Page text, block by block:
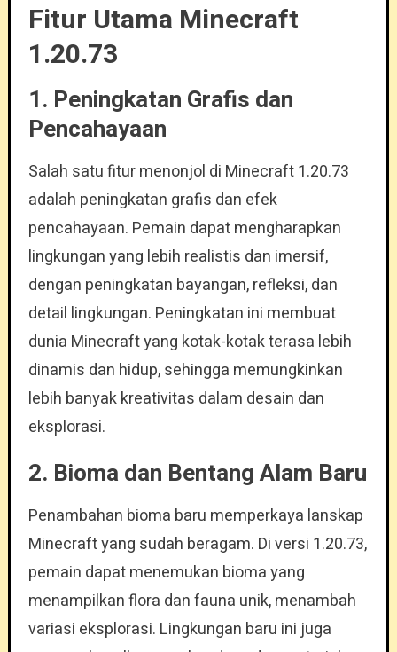
Fitur Utama Minecraft
1.20.73
1. Peningkatan Grafis dan
Pencahayaan
Salah satu fitur menonjol di Minecraft 1.20.73
adalah peningkatan grafis dan efek
pencahayaan. Pemain dapat mengharapkan
lingkungan yang lebih realistis dan imersif,
dengan peningkatan bayangan, refleksi, dan
detail lingkungan. Peningkatan ini membuat
dunia Minecraft yang kotak-kotak terasa lebih
dinamis dan hidup, sehingga memungkinkan
lebih banyak kreativitas dalam desain dan
eksplorasi.
2. Bioma dan Bentang Alam Baru
Penambahan bioma baru memperkaya lanskap
Minecraft yang sudah beragam. Di versi 1.20.73,
pemain dapat menemukan bioma yang
menampilkan flora dan fauna unik, menambah
variasi eksplorasi. Lingkungan baru ini juga